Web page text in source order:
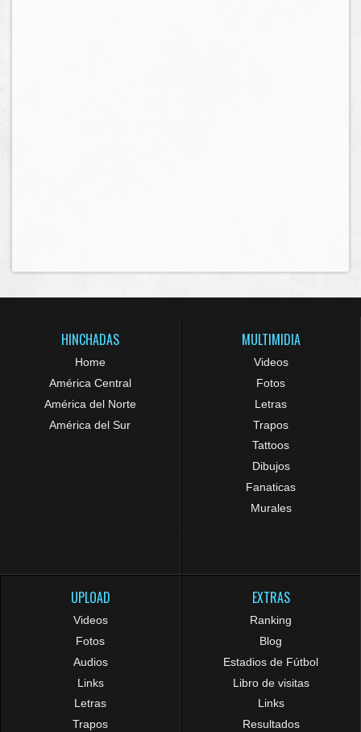
HINCHADAS
Home
América Central
América del Norte
América del Sur
MULTIMIDIA
Videos
Fotos
Letras
Trapos
Tattoos
Dibujos
Fanaticas
Murales
UPLOAD
Videos
Fotos
Audios
Links
Letras
Trapos
EXTRAS
Ranking
Blog
Estadios de Fútbol
Libro de visitas
Links
Resultados